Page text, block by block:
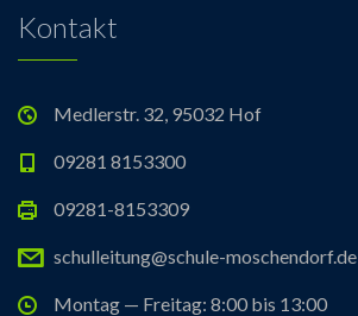
Kontakt
Medlerstr. 32, 95032 Hof
09281 8153300
09281-8153309
schulleitung@schule-moschendorf.de
Montag — Freitag: 8:00 bis 13:00